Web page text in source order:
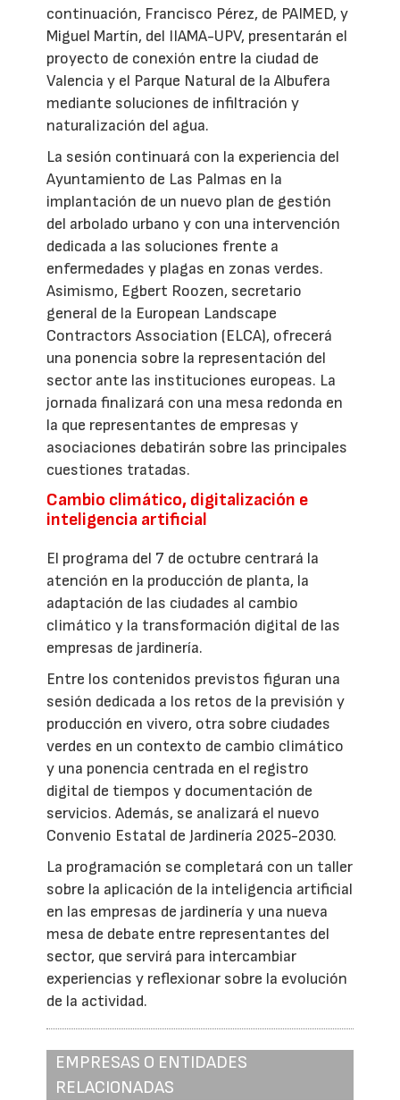
continuación, Francisco Pérez, de PAIMED, y
Miguel Martín, del IIAMA-UPV, presentarán el
proyecto de conexión entre la ciudad de
Valencia y el Parque Natural de la Albufera
mediante soluciones de infiltración y
naturalización del agua.
La sesión continuará con la experiencia del
Ayuntamiento de Las Palmas en la
implantación de un nuevo plan de gestión
del arbolado urbano y con una intervención
dedicada a las soluciones frente a
enfermedades y plagas en zonas verdes.
Asimismo, Egbert Roozen, secretario
general de la European Landscape
Contractors Association (ELCA), ofrecerá
una ponencia sobre la representación del
sector ante las instituciones europeas. La
jornada finalizará con una mesa redonda en
la que representantes de empresas y
asociaciones debatirán sobre las principales
cuestiones tratadas.
Cambio climático, digitalización e
inteligencia artificial
El programa del 7 de octubre centrará la
atención en la producción de planta, la
adaptación de las ciudades al cambio
climático y la transformación digital de las
empresas de jardinería.
Entre los contenidos previstos figuran una
sesión dedicada a los retos de la previsión y
producción en vivero, otra sobre ciudades
verdes en un contexto de cambio climático
y una ponencia centrada en el registro
digital de tiempos y documentación de
servicios. Además, se analizará el nuevo
Convenio Estatal de Jardinería 2025-2030.
La programación se completará con un taller
sobre la aplicación de la inteligencia artificial
en las empresas de jardinería y una nueva
mesa de debate entre representantes del
sector, que servirá para intercambiar
experiencias y reflexionar sobre la evolución
de la actividad.
EMPRESAS O ENTIDADES
RELACIONADAS